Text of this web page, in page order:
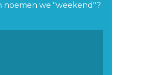
noemen we "weekend"?